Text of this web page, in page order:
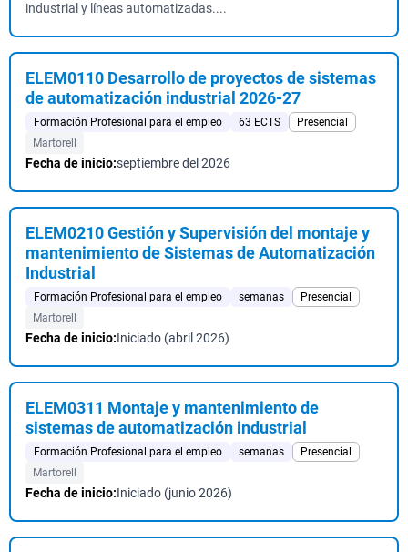
industrial y líneas automatizadas....
ELEM0110 Desarrollo de proyectos de sistemas
de automatización industrial 2026-27
Formación Profesional para el empleo 63 ECTS
Presencial
Martorell
Fecha de inicio:septiembre del 2026
ELEM0210 Gestión y Supervisión del montaje y
mantenimiento de Sistemas de Automatización
Industrial
Formación Profesional para el empleo semanas
Presencial
Martorell
Fecha de inicio:Iniciado (abril 2026)
ELEM0311 Montaje y mantenimiento de
sistemas de automatización industrial
Formación Profesional para el empleo semanas
Presencial
Martorell
Fecha de inicio:Iniciado (junio 2026)